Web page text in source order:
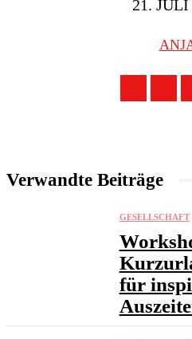
21. JULI
Verwandte Beiträge
GESELLSCHAFT
für